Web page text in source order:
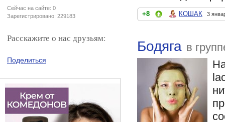
+8 КОШАК 3
Бодяга в
Сейчас на сайте: 0
Зарегистрировано: 229183
Расскажите о нас друзьям:
Поделиться